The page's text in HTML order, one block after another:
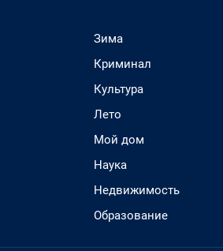
Зима
Криминал
Культура
Лето
Мой дом
Наука
Недвижимость
Образование